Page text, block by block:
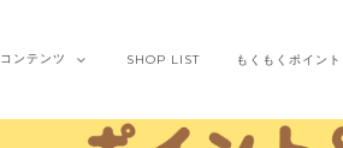
コンテンツ SHOP LIST もくもくポイント